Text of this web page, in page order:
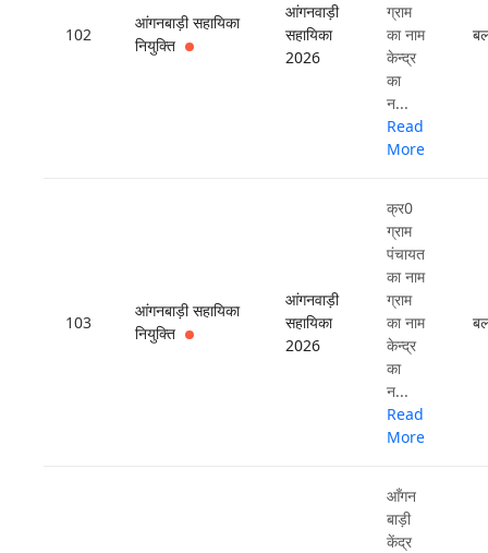
102
आंगनबाड़ी सहायिका
नियुक्ति
आंगनवाड़ी
सहायिका
2026
ग्राम
का नाम
केन्द्र
का
न...
Read
More
103
आंगनबाड़ी सहायिका
नियुक्ति
आंगनवाड़ी
सहायिका
2026
क्र0
ग्राम
पंचायत
का नाम
ग्राम
का नाम
केन्द्र
का
न...
Read
More
आँगन
बाड़ी
केंद्र